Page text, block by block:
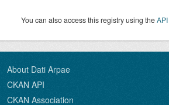
You can also access this registry using theAPI
About Dati Arpae
CKAN API
CKAN Association